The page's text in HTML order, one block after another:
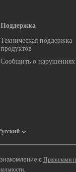
Поддержка
Техническая поддержка
продуктов
Сообщить о нарушениях
с Правилами
.